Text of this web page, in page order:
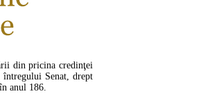
din pricina credinţei
Senat, drept
anul 186.